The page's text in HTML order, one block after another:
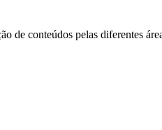
de conteúdos pelas diferentes